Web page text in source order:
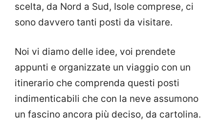
scelta, da Nord a Sud, Isole comprese, ci
sono davvero tanti posti da visitare.
Noi vi diamo delle idee, voi prendete
appunti e organizzate un viaggio con un
itinerario che comprenda questi posti
indimenticabili che con la neve assumono
un fascino ancora più deciso, da cartolina.